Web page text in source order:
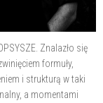
Znalazło się
formuły,
i strukturą w taki
a momentami